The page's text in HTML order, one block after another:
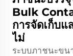
Bulk
การจัดเก็บ
ไม่
ระบบภาชนะขน